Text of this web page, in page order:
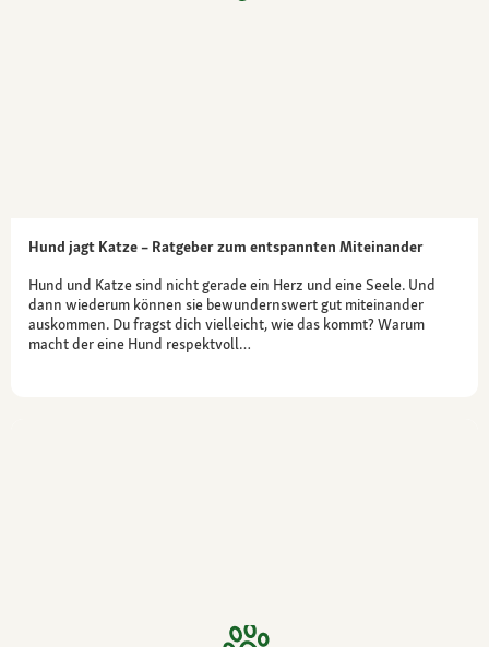
Hund jagt Katze – Ratgeber zum entspannten Miteinander
Hund und Katze sind nicht gerade ein Herz und eine Seele. Und
dann wiederum können sie bewundernswert gut miteinander
auskommen. Du fragst dich vielleicht, wie das kommt? Warum
macht der eine Hund respektvoll…